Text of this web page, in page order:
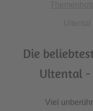
Die
Ultental -
Viel